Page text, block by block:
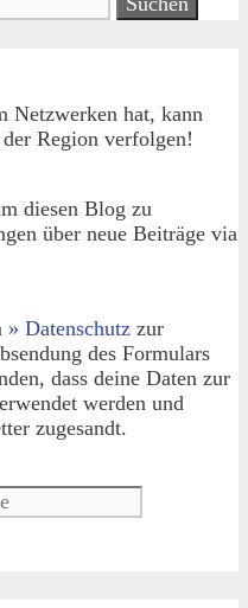
Netzwerken hat, kann
Region verfolgen!
diesen Blog zu
über neue Beiträge via
» Datenschutz zur
des Formulars
dass deine Daten zur
werden und
zugesandt.